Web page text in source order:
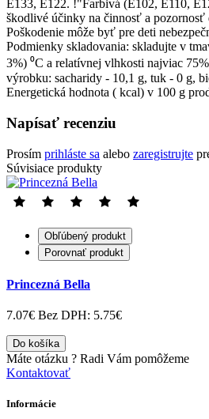
Е133, Е122. !"Farbivá (Е102, Е110,
škodlivé účinky na činnosť a pozornosť
Poškodenie môže byť pre deti
Podmienky skladovania: skladujte v
3%) ⁰С a relatívnej vlhkosti najviac
výrobku: sacharidy - 10,1 g, tuk - 0 g,
Energetická hodnota ( kcal) v 100 g
Napísať recenziu
Prosím prihláste sa alebo zaregistrujte
Súvisiace produkty
Obľúbený produkt
Porovnať produkt
Princezná Bella
7.07€ Bez DPH: 5.75€
Do košíka
Máte otázku ? Radi Vám pomôžeme
Kontaktovať
Informácie